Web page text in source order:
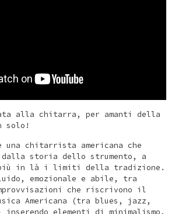
alla chitarra, per amanti della
solo!
una chitarrista americana che
dalla storia dello strumento, a
più in là i limiti della tradizione.
emozionale e abile, tra
che riscrivono il
Americana (tra blues, jazz,